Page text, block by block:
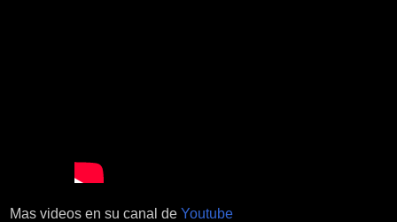
Mas videos en su canal de Youtube